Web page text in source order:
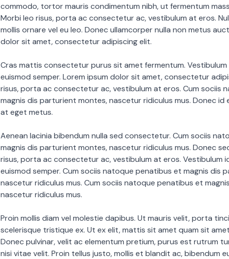
commodo, tortor mauris condimentum nibh, ut fermentum
Morbi leo risus, porta ac consectetur ac, vestibulum at eros.
mollis ornare vel eu leo. Donec ullamcorper nulla non metus
dolor sit amet, consectetur adipiscing elit.
Cras mattis consectetur purus sit amet fermentum. Vestibulum
euismod semper. Lorem ipsum dolor sit amet, consectetur
risus, porta ac consectetur ac, vestibulum at eros. Cum sociis
magnis dis parturient montes, nascetur ridiculus mus. Donec id
at eget metus.
Aenean lacinia bibendum nulla sed consectetur. Cum sociis
magnis dis parturient montes, nascetur ridiculus mus. Donec
risus, porta ac consectetur ac, vestibulum at eros. Vestibulum
euismod semper. Cum sociis natoque penatibus et magnis dis
nascetur ridiculus mus. Cum sociis natoque penatibus et
nascetur ridiculus mus.
Proin mollis diam vel molestie dapibus. Ut mauris velit, porta
scelerisque tristique ex. Ut ex elit, mattis sit amet quam sit
Donec pulvinar, velit ac elementum pretium, purus est rutrum
nisi vitae velit. Proin tellus justo, mollis et blandit ac, bibendum